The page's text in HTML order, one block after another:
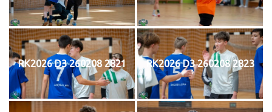
RK2026 D3 260208 2821 RK2026 D3 260208 2823